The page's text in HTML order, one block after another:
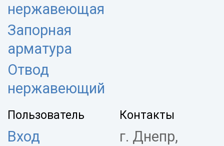
нержавеющая
Запорная
арматура
Отвод
нержавеющий
Пользователь
Вход
Контакты
г. Днепр,